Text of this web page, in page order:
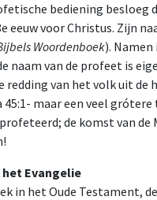
bediening besloeg
eeuw voor Christus. Zijn
Woordenboek).
naam van de profeet is
redding van het volk uit de
45:1- maar een veel
de komst van de
Evangelie
in het Oude Testament,